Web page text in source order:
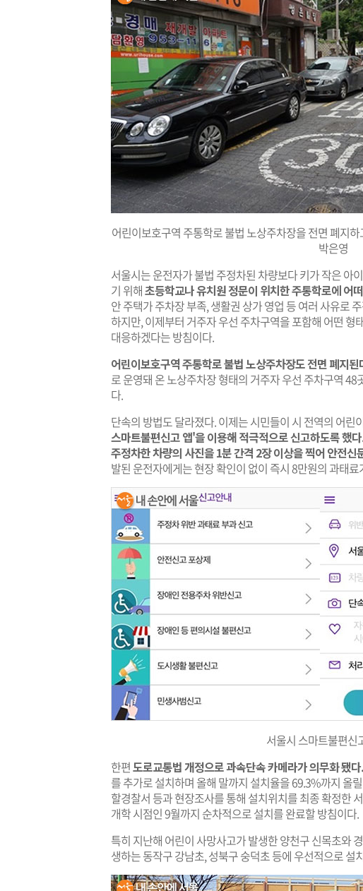
어린이보호구역 주통학로 불법 노상주차장을 전면 폐지
박은영
서울시는 운전자가 불법 주정차된 차량보다 키가 작은 아
기 위해초등학교나 유치원 정문이 위치한 주통학로에 어
안 주택가 주차장 부족, 생활권 상가 영업 등 여러 사유로
하지만, 이제부터 거주자 우선 주차구역을 포함해 어떤
대응하겠다는 방침이다.
어린이보호구역 주통학로 불법 노상주차장도 전면 폐지된
로 운영돼 온 노상주차장 형태의 거주자 우선 주차구역
다.
단속의 방법도 달라졌다. 이제는 시민들이 시 전역의 어
스마트불편신고 앱'을 이용해 적극적으로 신고하도록 했
주정차한 차량의 사진을 1분 간격 2장 이상을 찍어 안전신
발된 운전자에게는 현장 확인이 없이 즉시 8만원의 과태료
서울시 스마트불편신
한편도로교통법 개정으로 과속단속 카메라가 의무화 됐다.
를 추가로 설치하며 올해 말까지 설치율을 69.3%까지 올
할경찰서 등과 현장조사를 통해 설치위치를 최종 확정한
개학 시점인 9월까지 순차적으로 설치를 완료할 방침이다.
특히 지난해 어린이 사망사고가 발생한 양천구 신목초와
생하는 동작구 강남초, 성북구 숭덕초 등에 우선적으로 설